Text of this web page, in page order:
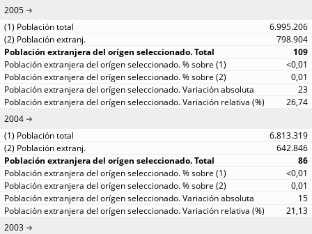
2005
6.995.206
798.904
109
<0,01
0,01
23
26,74
2004
6.813.319
642.846
86
<0,01
0,01
15
21,13
2003